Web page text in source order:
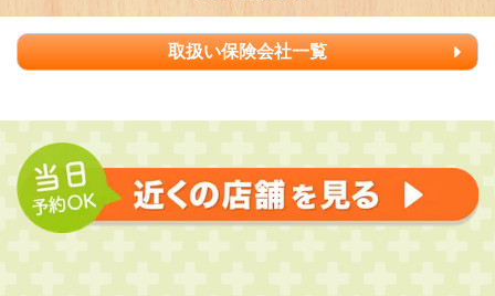
取扱い保険会社一覧